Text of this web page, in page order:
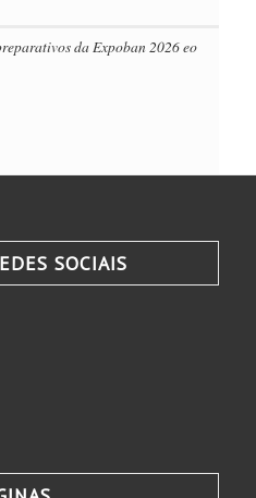
da Expoban 2026 eo
SOCIAIS